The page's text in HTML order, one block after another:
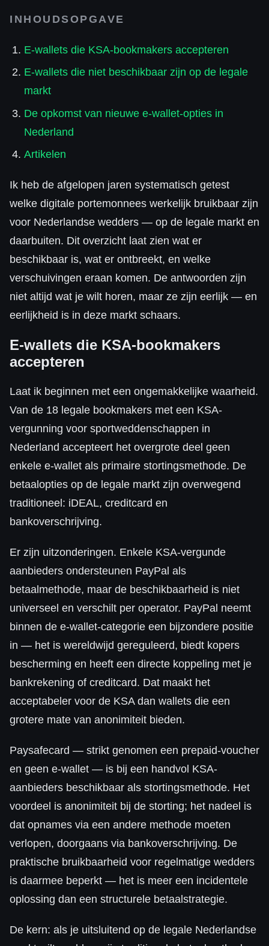
INHOUDSOPGAVE
E-wallets die KSA-bookmakers accepteren
E-wallets die niet beschikbaar zijn op de legale
markt
De opkomst van nieuwe e-wallet-opties in
Nederland
Artikelen
Ik heb de afgelopen jaren systematisch getest
welke digitale portemonnees werkelijk bruikbaar zijn
voor Nederlandse wedders — op de legale markt en
daarbuiten. Dit overzicht laat zien wat er
beschikbaar is, wat er ontbreekt, en welke
verschuivingen eraan komen. De antwoorden zijn
niet altijd wat je wilt horen, maar ze zijn eerlijk — en
eerlijkheid is in deze markt schaars.
E-wallets die KSA-bookmakers
accepteren
Laat ik beginnen met een ongemakkelijke waarheid.
Van de 18 legale bookmakers met een KSA-
vergunning voor sportweddenschappen in
Nederland accepteert het overgrote deel geen
enkele e-wallet als primaire stortingsmethode. De
betaalopties op de legale markt zijn overwegend
traditioneel: iDEAL, creditcard en
bankoverschrijving.
Er zijn uitzonderingen. Enkele KSA-vergunde
aanbieders ondersteunen PayPal als
betaalmethode, maar de beschikbaarheid is niet
universeel en verschilt per operator. PayPal neemt
binnen de e-wallet-categorie een bijzondere positie
in — het is wereldwijd gereguleerd, biedt kopers
bescherming en heeft een directe koppeling met je
bankrekening of creditcard. Dat maakt het
acceptabeler voor de KSA dan wallets die een
grotere mate van anonimiteit bieden.
Paysafecard — strikt genomen een prepaid-voucher
en geen e-wallet — is bij een handvol KSA-
aanbieders beschikbaar als stortingsmethode. Het
voordeel is anonimiteit bij de storting; het nadeel is
dat opnames via een andere methode moeten
verlopen, doorgaans via bankoverschrijving. De
praktische bruikbaarheid voor regelmatige wedders
is daarmee beperkt — het is meer een incidentele
oplossing dan een structurele betaalstrategie.
De kern: als je uitsluitend op de legale Nederlandse